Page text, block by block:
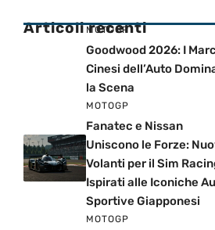
Articoli recenti
MOTOGP
Goodwood 2026: I
Cinesi dell’Auto
la Scena
MOTOGP
Fanatec e Nissan
Uniscono le Forze:
Volanti per il Sim
Ispirati alle Iconiche
Sportive Giapponesi
MOTOGP